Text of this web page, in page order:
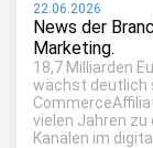
22.06.2026
News der
Marketing.
18,7 Milliarden
wächst deutlich
vielen Jahren
Kanälen im